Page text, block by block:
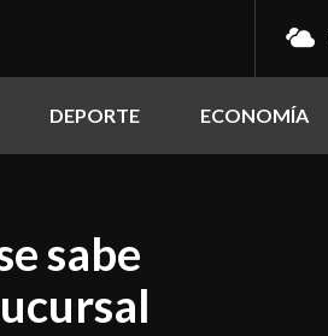
DEPORTE ECONOMÍA
sabe